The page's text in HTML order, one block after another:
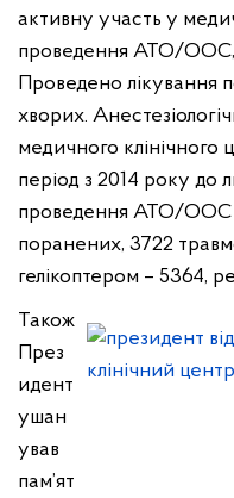
активну участь у
проведення АТО/
Проведено лікування
хворих.
медичного клінічного
період з 2014 року до
проведення АТО/ООС
поранених, 3722
гелікоптером – 5364,
Також
През
идент
ушан
ував
пам’ят